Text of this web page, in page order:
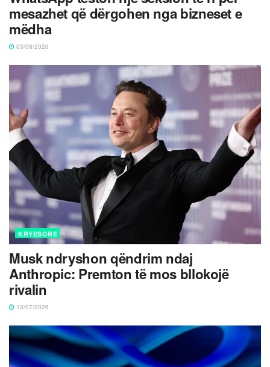
mesazhet që dërgohen nga bizneset e
mëdha
03/08/2026
KRYESORE
Musk ndryshon qëndrim ndaj
Anthropic: Premton të mos bllokojë
rivalin
13/07/2026